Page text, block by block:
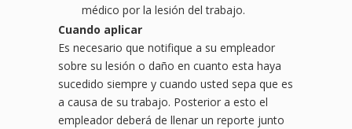
médico por la lesión del trabajo.
Cuando aplicar
Es necesario que notifique a su empleador
sobre su lesión o daño en cuanto esta haya
sucedido siempre y cuando usted sepa que es
a causa de su trabajo. Posterior a esto el
empleador deberá de llenar un reporte junto